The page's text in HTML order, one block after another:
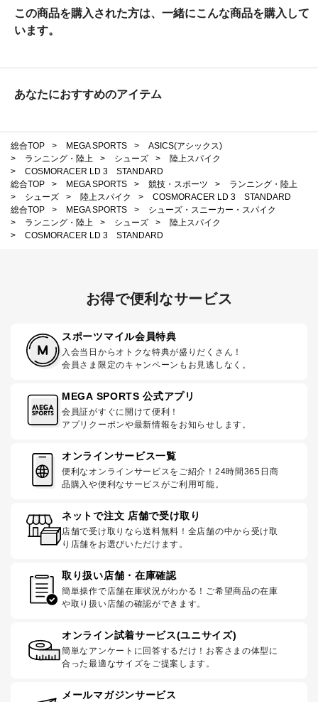
この商品を購入された方は、一緒にこんな商品を購入して
います。
あなたにおすすめのアイテム
総合TOP > MEGA SPORTS >
ASICS(アシックス)
>
ランニング・陸上 > シューズ >
陸上スパイク
>
COSMORACER LD 3 STANDARD
総合TOP
> MEGA SPORTS > 競技・スポーツ >
ランニング・陸上
>
シューズ > 陸上スパイク >
COSMORACER LD 3 STANDARD
総合TOP
> MEGA SPORTS >
シューズ・スニーカー・スパイク
>
ランニング・陸上 > シューズ >
陸上スパイク
>
COSMORACER LD 3 STANDARD
お得で便利なサービス
スポーツマイル会員特典
入会当日からオトクな特典が盛りだくさん！
会員さま限定のキャンペーンもお見逃しなく。
MEGA SPORTS 公式アプリ
会員証がすぐに開けて便利！
アプリクーポンや最新情報をお知らせします。
オンラインサービス一覧
便利なオンラインサービスをご紹介！24時間365日商
品購入や便利なサービスがご利用可能。
ネットで注文 店舗で受け取り
店舗で受け取りなら送料無料！全店舗の中から受け取
り店舗をお選びいただけます。
取り扱い店舗・在庫確認
簡単操作で店舗在庫状況がわかる！ご希望商品の在庫
や取り扱い店舗の確認ができます。
オンライン試着サービス(ユニサイズ)
簡単なアンケートに回答するだけ！お客さまの体型に
合った最適なサイズをご提案します。
メールマガジンサービス